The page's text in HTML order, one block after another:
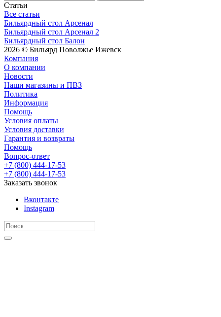
Статьи
Все статьи
Бильярдный стол Арсенал
Бильярдный стол Арсенал 2
Бильярдный стол Балон
2026 © Бильярд Поволжье Ижевск
Компания
О компании
Новости
Наши магазины и ПВЗ
Политика
Информация
Помощь
Условия оплаты
Условия доставки
Гарантия и возвраты
Помощь
Вопрос-ответ
+7 (800) 444-17-53
+7 (800) 444-17-53
Заказать звонок
Вконтакте
Instagram